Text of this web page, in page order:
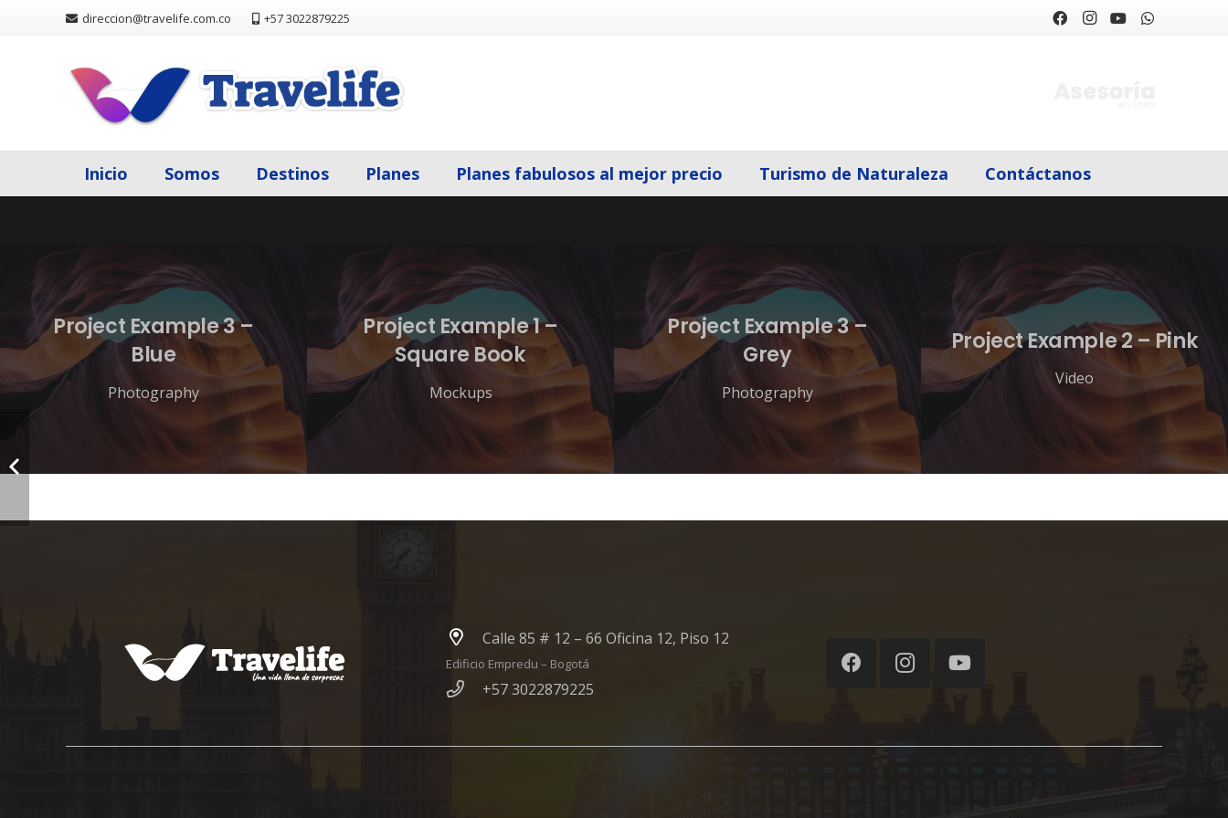
direccion@travelife.com.co +57 3022879225
Inicio Somos Destinos Planes Planes fabulosos al mejor precio Turismo de Naturaleza Contáctanos
There is no content because «Custom Link» is set.
Project Example 3 –
Blue
Photography
Project Example 1 –
Square Book
Mockups
Project Example 3 –
Grey
Photography
Project Example 2 – Pink
Video
Calle 85 # 12 – 66 Oficina 12, Piso 12
Edificio Empredu – Bogotá
+57 3022879225